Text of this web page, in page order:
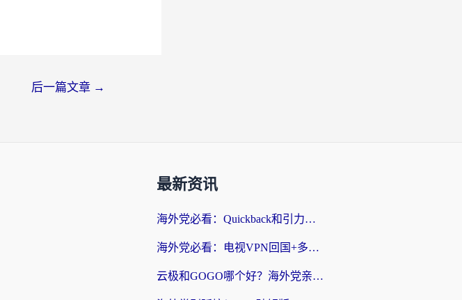
后一篇文章 →
最新资讯
海外党必看：Quickback和引力好用吗？3分钟搞懂回国加速器怎么选
海外党必看：电视VPN回国+多设备无缝访问国内资源的实用指南
云极和GOGO哪个好？海外党亲测回国加速器选择指南（附iOS免费&Windows VPN实用技巧）